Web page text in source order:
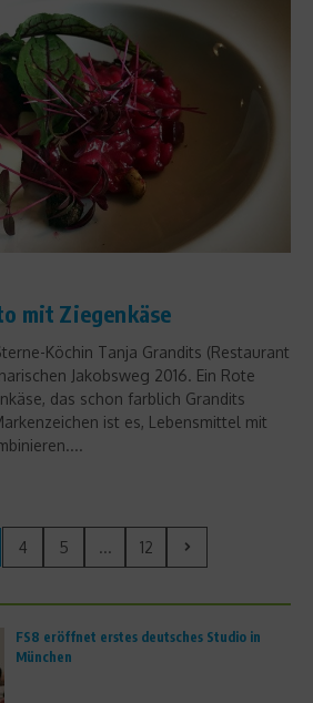
mit Ziegenkäse
Köchin Tanja Grandits (Restaurant
Jakobsweg 2016. Ein Rote
das schon farblich Grandits
ist es, Lebensmittel mit
4 5 ... 12
FS8 eröffnet erstes deutsches Studio in
München